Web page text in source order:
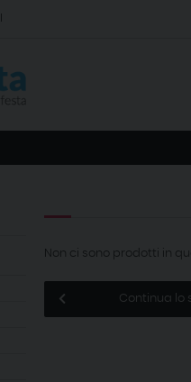
Non ci sono prodotti in
Continua lo